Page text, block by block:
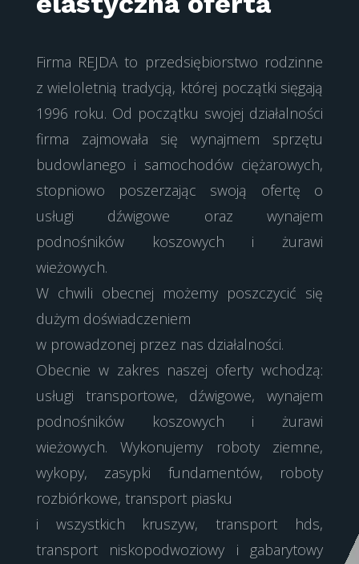
Firma REJDA to przedsiębiorstwo rodzinne
z wieloletnią tradycją, której początki sięgają
1996 roku. Od początku swojej działalności
firma zajmowała się wynajmem sprzętu
budowlanego i samochodów ciężarowych,
stopniowo poszerzając swoją ofertę o
usługi dźwigowe oraz wynajem
podnośników koszowych i żurawi
wieżowych.
W chwili obecnej możemy poszczycić się
dużym doświadczeniem
w prowadzonej przez nas działalności.
Obecnie w zakres naszej oferty wchodzą:
usługi transportowe, dźwigowe, wynajem
podnośników koszowych i żurawi
wieżowych. Wykonujemy roboty ziemne,
wykopy, zasypki fundamentów, roboty
rozbiórkowe, transport piasku
i wszystkich kruszyw, transport hds,
transport niskopodwoziowy i gabarytowy